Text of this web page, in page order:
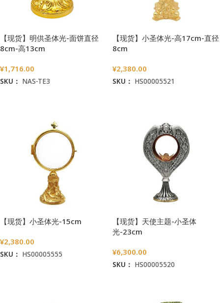
【现货】明供圣体光-面饼直径
8cm-高13cm
¥1,716.00
SKU： NAS-TE3
【现货】小圣体光-高17cm-直径
8cm
¥2,380.00
SKU： HS00005521
【现货】小圣体光-15cm
¥2,380.00
SKU： HS00005555
【现货】天使主题-小圣体
光-23cm
¥6,300.00
SKU： HS00005520